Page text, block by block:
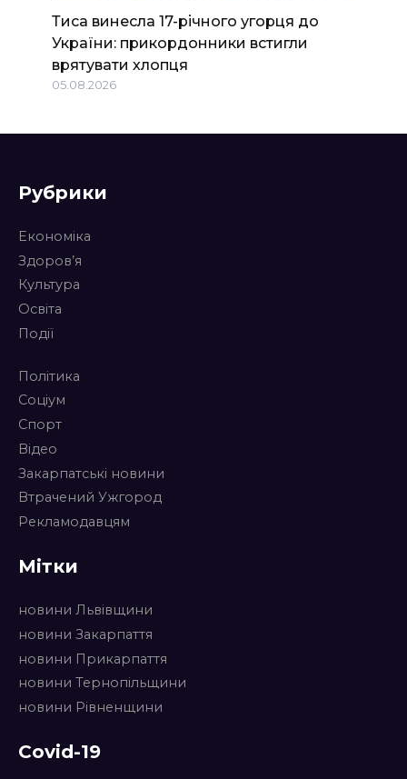
Тиса винесла 17-річного угорця до
України: прикордонники встигли
врятувати хлопця
05.08.2026
Рубрики
Економіка
Здоров’я
Культура
Освіта
Події
Політика
Соціум
Спорт
Відео
Закарпатські новини
Втрачений Ужгород
Рекламодавцям
Мітки
новини Львівщини
новини Закарпаття
новини Прикарпаття
новини Тернопільщини
новини Рівненщини
Covid-19